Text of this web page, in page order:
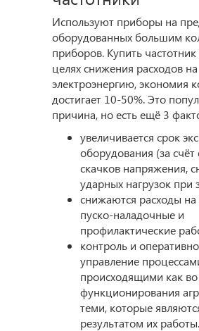
Используют приборы на
оборудованных большим
приборов. Купить частотник
целях снижения расходов на
электроэнергию, экономия
достигает 10-50%. Это
причина, но есть ещё 3
увеличивается срок
оборудования (за счёт
скачков напряжения,
ударных нагрузок при
снижаются расходы
пуско-наладочные и
профилактические
контроль и
управление
происходящими как
функционирования
теми, которые
результатом их работы.